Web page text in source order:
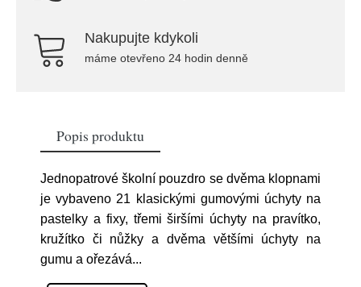
Nakupujte kdykoli
máme otevřeno 24 hodin denně
Popis produktu
Jednopatrové školní pouzdro se dvěma klopnami
je vybaveno 21 klasickými gumovými úchyty na
pastelky a fixy, třemi širšími úchyty na pravítko,
kružítko či nůžky a dvěma většími úchyty na
gumu a ořezává...